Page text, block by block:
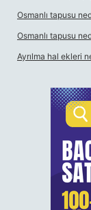
Osmanlı tapusu
Osmanlı tapusu
Ayrılma hal ekleri